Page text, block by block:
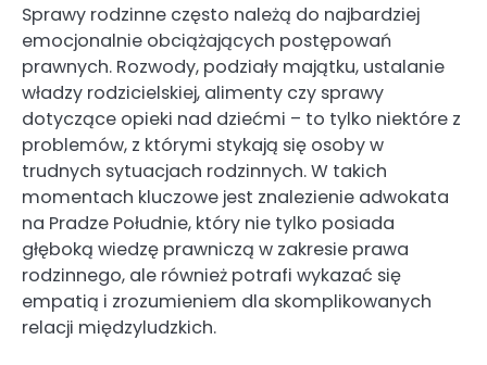
Sprawy rodzinne często należą do najbardziej
emocjonalnie obciążających postępowań
prawnych. Rozwody, podziały majątku, ustalanie
władzy rodzicielskiej, alimenty czy sprawy
dotyczące opieki nad dziećmi – to tylko niektóre z
problemów, z którymi stykają się osoby w
trudnych sytuacjach rodzinnych. W takich
momentach kluczowe jest znalezienie adwokata
na Pradze Południe, który nie tylko posiada
głęboką wiedzę prawniczą w zakresie prawa
rodzinnego, ale również potrafi wykazać się
empatią i zrozumieniem dla skomplikowanych
relacji międzyludzkich.